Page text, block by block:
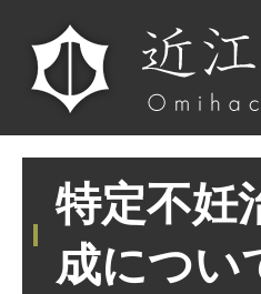
特定不妊
成につい